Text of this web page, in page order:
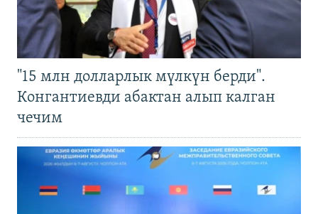
"15 млн долларлык мүлкүн берди".
Конгантиевди абактан алып калган
чечим